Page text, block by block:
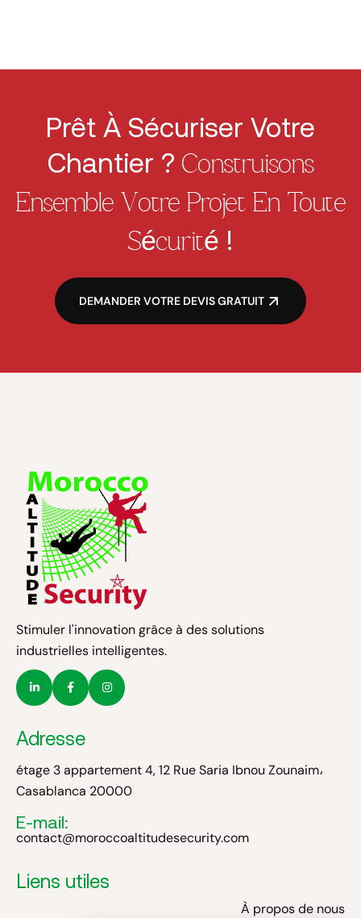
Prêt À Sécuriser Votre
Chantier ? Construisons
Ensemble Votre Projet En Toute
Sécurité !
DEMANDER VOTRE DEVIS GRATUIT
Stimuler l'innovation grâce à des solutions
industrielles intelligentes.
Adresse
étage 3 appartement 4, 12 Rue Saria Ibnou Zounaim،
Casablanca 20000
E-mail:
contact@moroccoaltitudesecurity.com
Liens utiles
À propos de nous